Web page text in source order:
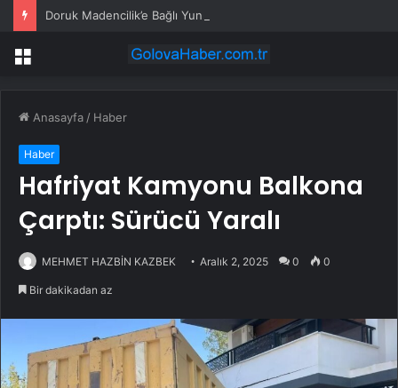
Menü
Anasayfa / Haber
Haber
Hafriyat Kamyonu Balkona
Çarptı: Sürücü Yaralı
MEHMET HAZBİN KAZBEK Aralık 2, 2025 0 0
Bir dakikadan az